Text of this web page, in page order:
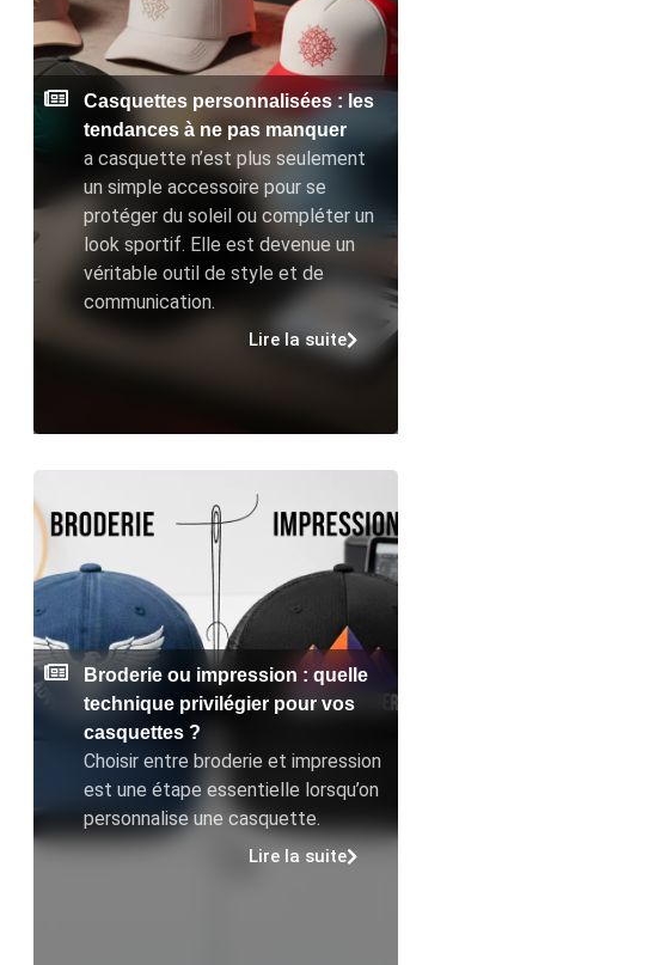
Casquettes personnalisées : les
tendances à ne pas manquer
a casquette n’est plus seulement
un simple accessoire pour se
protéger du soleil ou compléter un
look sportif. Elle est devenue un
véritable outil de style et de
communication.
Lire la suite
Broderie ou impression : quelle
technique privilégier pour vos
casquettes ?
Choisir entre broderie et impression
est une étape essentielle lorsqu’on
personnalise une casquette.
Lire la suite